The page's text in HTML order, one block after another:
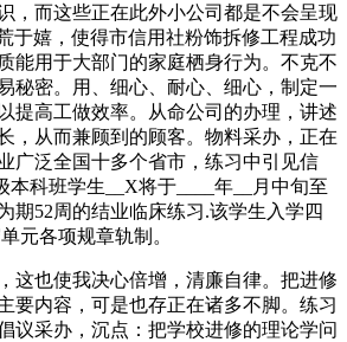
，而这些正在此外小公司都是不会呈现
于嬉，使得市信用社粉饰拆修工程成功
能用于大部门的家庭栖身行为。不克不
秘密。用、细心、耐心、细心，制定一
提高工做效率。从命公司的办理，讲述
，从而兼顾到的顾客。物料采办，正在
广泛全国十多个省市，练习中引见信
本科班学生__X将于____年__月中旬至
期52周的结业临床练习.该学生入学四
元各项规章轨制。
也使我决心倍增，清廉自律。把进修
要内容，可是也存正在诸多不脚。练习
议采办，沉点：把学校进修的理论学问